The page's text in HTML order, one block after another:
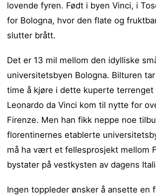
lovende fyren. Født i byen Vinci, i
for Bologna, hvor den flate og
slutter brått.
Det er 13 mil mellom den idylliske
universitetsbyen Bologna. Bilturen
time å kjøre i dette kuperte terrenget
Leonardo da Vinci kom til nytte for
Firenze. Men han fikk neppe noe
florentinernes etablerte
må ha vært et fellesprosjekt mellom
bystater på vestkysten av dagens
Ingen toppleder ønsker å ansette en